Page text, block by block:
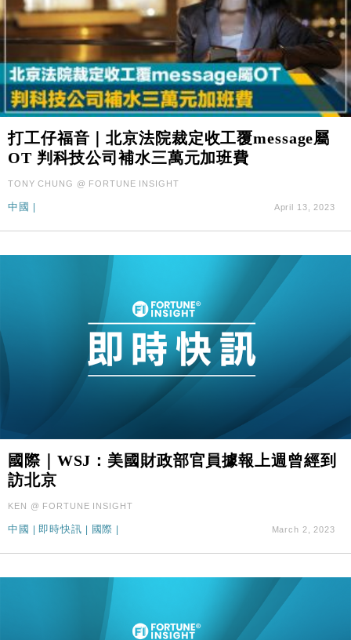
打工仔福音｜北京法院裁定收工覆message屬
OT 判科技公司補水三萬元加班費
TONY CHUNG @ FORTUNE INSIGHT
中國 April 13, 2023
國際｜WSJ：美國財政部官員據報上週曾經到
訪北京
KEN @ FORTUNE INSIGHT
中國 | 即時快訊 | 國際 | March 2, 2023